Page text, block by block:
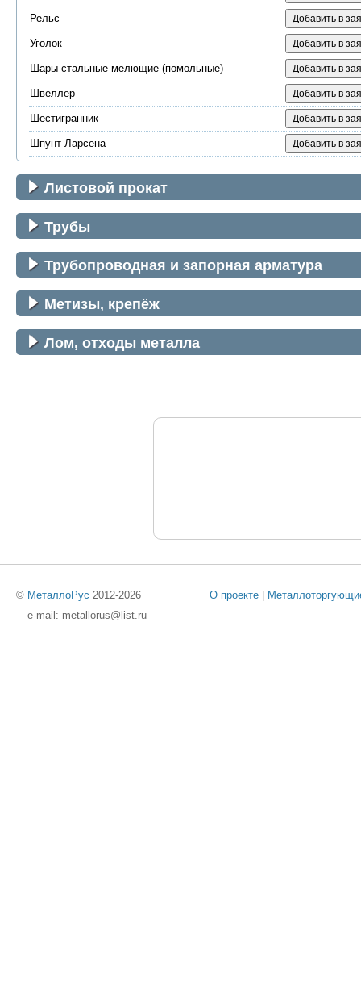
Рельс Добавить в
Уголок Добавить в
Шары стальные мелющие (помольные) Добавить в
Швеллер Добавить в
Шестигранник Добавить в
Шпунт Ларсена Добавить в
Листовой прокат
Трубы
Трубопроводная и запорная арматура
Метизы, крепёж
Лом, отходы металла
© МеталлоРус 2012-2026 О проекте
e-mail: metallorus@list.ru